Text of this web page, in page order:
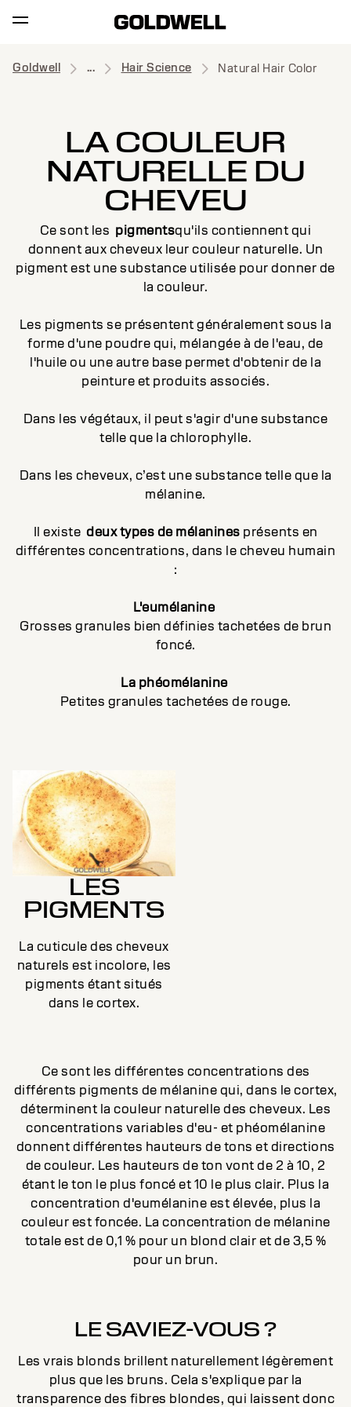
Goldwell ... Hair Science Natural Hair Color
LA COULEUR
NATURELLE DU
CHEVEU
Ce sont les pigmentsqu'ils contiennent qui
donnent aux cheveux leur couleur naturelle. Un
pigment est une substance utilisée pour donner de
la couleur.
Les pigments se présentent généralement sous la
forme d'une poudre qui, mélangée à de l'eau, de
l'huile ou une autre base permet d'obtenir de la
peinture et produits associés.
Dans les végétaux, il peut s'agir d'une substance
telle que la chlorophylle.
Dans les cheveux, c’est une substance telle que la
mélanine.
Il existe deux types de mélanines présents en
différentes concentrations, dans le cheveu humain
:
L'eumélanine
Grosses granules bien définies tachetées de brun
foncé.
La phéomélanine
Petites granules tachetées de rouge.
LES
PIGMENTS
La cuticule des cheveux
naturels est incolore, les
pigments étant situés
dans le cortex.
Ce sont les différentes concentrations des
différents pigments de mélanine qui, dans le cortex,
déterminent la couleur naturelle des cheveux. Les
concentrations variables d'eu- et phéomélanine
donnent différentes hauteurs de tons et directions
de couleur. Les hauteurs de ton vont de 2 à 10, 2
étant le ton le plus foncé et 10 le plus clair. Plus la
concentration d'eumélanine est élevée, plus la
couleur est foncée. La concentration de mélanine
totale est de 0,1 % pour un blond clair et de 3,5 %
pour un brun.
LE SAVIEZ-VOUS ?
Les vrais blonds brillent naturellement légèrement
plus que les bruns. Cela s'explique par la
transparence des fibres blondes, qui laissent donc